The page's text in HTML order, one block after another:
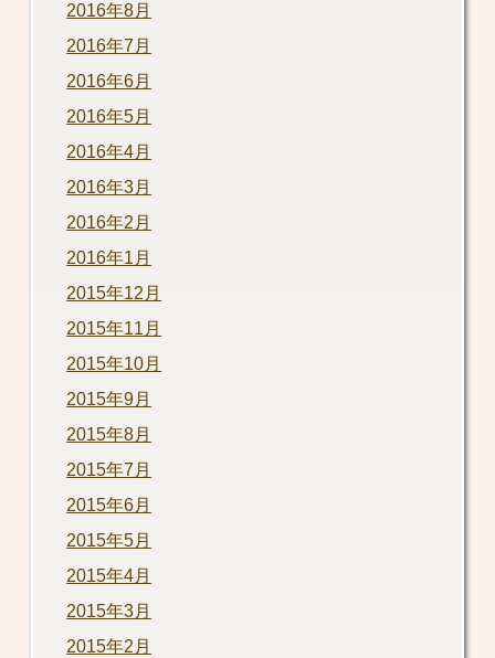
2016年8月
2016年7月
2016年6月
2016年5月
2016年4月
2016年3月
2016年2月
2016年1月
2015年12月
2015年11月
2015年10月
2015年9月
2015年8月
2015年7月
2015年6月
2015年5月
2015年4月
2015年3月
2015年2月